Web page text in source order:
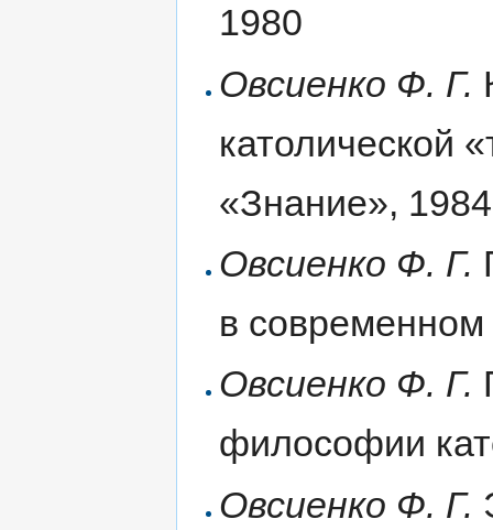
1980
Овсиенко Ф. Г.
католической
«Знание»,
Овсиенко Ф. Г.
в
Овсиенко Ф. Г.
философии
Овсиенко Ф. Г.